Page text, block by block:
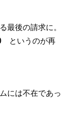
最後の請求に。
というのが再
には不在であっ